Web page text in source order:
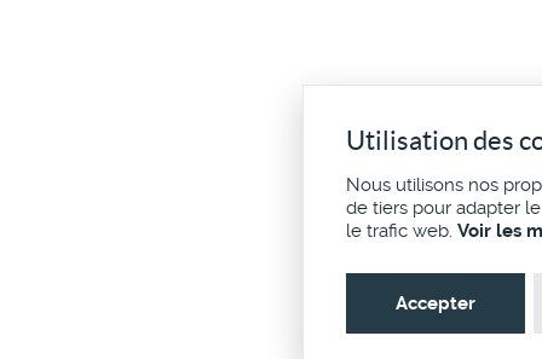
Utilisation des
Nous utilisons nos
de tiers pour adapter
le trafic web. Voir les
Accepter